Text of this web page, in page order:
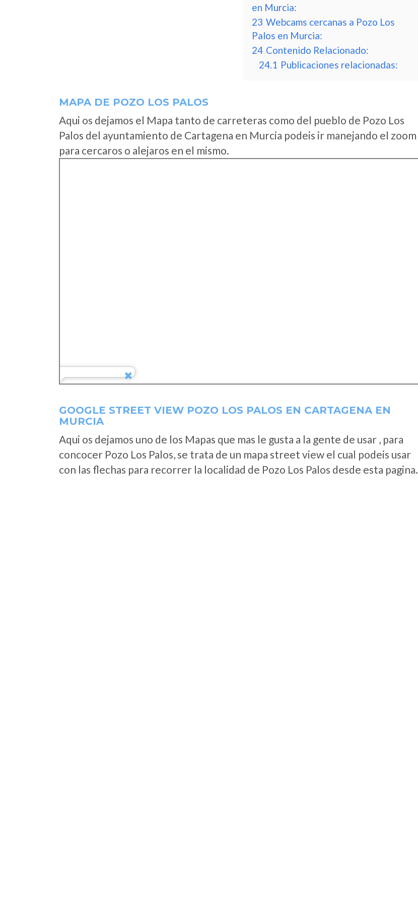
en Murcia:
23 Webcams cercanas a Pozo Los
Palos en Murcia:
24 Contenido Relacionado:
24.1 Publicaciones relacionadas:
MAPA DE POZO LOS PALOS
Aqui os dejamos el Mapa tanto de carreteras como del pueblo de Pozo Los
Palos del ayuntamiento de Cartagena en Murcia podeis ir manejando el zoom
para cercaros o alejaros en el mismo.
GOOGLE STREET VIEW POZO LOS PALOS EN CARTAGENA EN
MURCIA
Aqui os dejamos uno de los Mapas que mas le gusta a la gente de usar , para
concocer Pozo Los Palos, se trata de un mapa street view el cual podeis usar
con las flechas para recorrer la localidad de Pozo Los Palos desde esta pagina.